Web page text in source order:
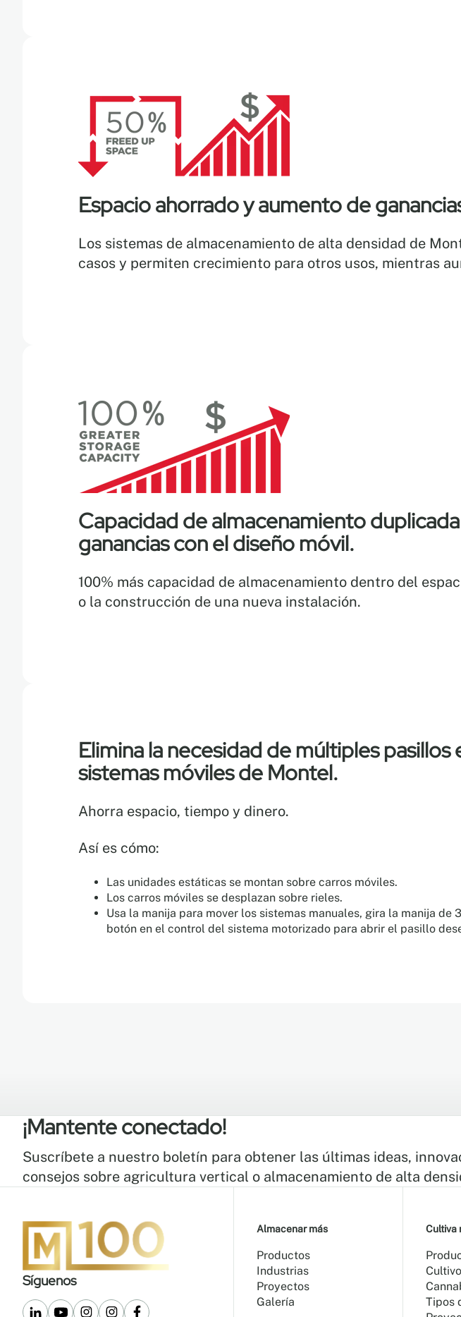
Espacio ahorrado y aumento de
Los sistemas de almacenamiento de alta densidad de
casos y permiten crecimiento para otros usos, mientras
Capacidad de almacenamiento
ganancias con el diseño móvil.
100% más capacidad de almacenamiento dentro del
o la construcción de una nueva instalación.
Elimina la necesidad de múltiples
sistemas móviles de Montel.
Ahorra espacio, tiempo y dinero.
Así es cómo:
Las unidades estáticas se montan sobre carros móviles.
Los carros móviles se desplazan sobre rieles.
Usa la manija para mover los sistemas manuales, gira la manija
botón en el control del sistema motorizado para abrir el pasillo
¡Mantente conectado!
Suscríbete a nuestro boletín para obtener las últimas ideas,
consejos sobre agricultura vertical o almacenamiento de alta
Síguenos
Almacenar más
Productos
Industrias
Proyectos
Galería
Cultiva
Tipos